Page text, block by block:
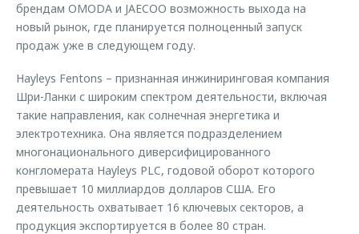
брендам OMODA и JAECOO возможность выхода на
новый рынок, где планируется полноценный запуск
продаж уже в следующем году.
Hayleys Fentons – признанная инжиниринговая компания
Шри-Ланки с широким спектром деятельности, включая
такие направления, как солнечная энергетика и
электротехника. Она является подразделением
многонационального диверсифицированного
конгломерата Hayleys PLC, годовой оборот которого
превышает 10 миллиардов долларов США. Его
деятельность охватывает 16 ключевых секторов, а
продукция экспортируется в более 80 стран.